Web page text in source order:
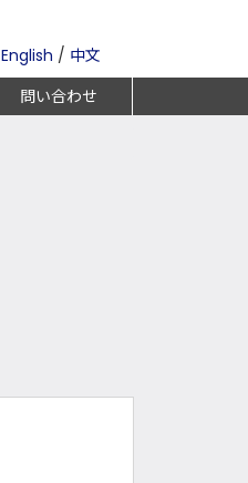
English / 中文
問い合わせ